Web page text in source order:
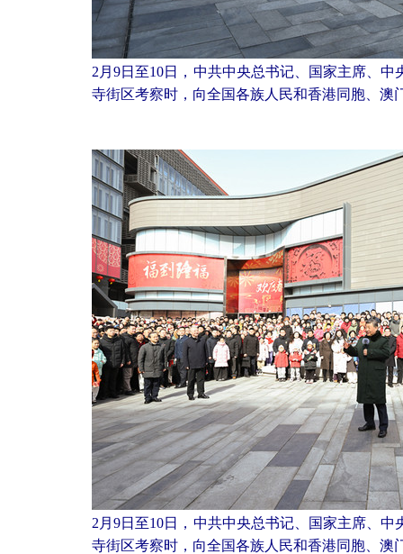
2月9日至10日，中共中央总书记、国家主席、
寺街区考察时，向全国各族人民和香港同胞、
2月9日至10日，中共中央总书记、国家主席、
寺街区考察时，向全国各族人民和香港同胞、